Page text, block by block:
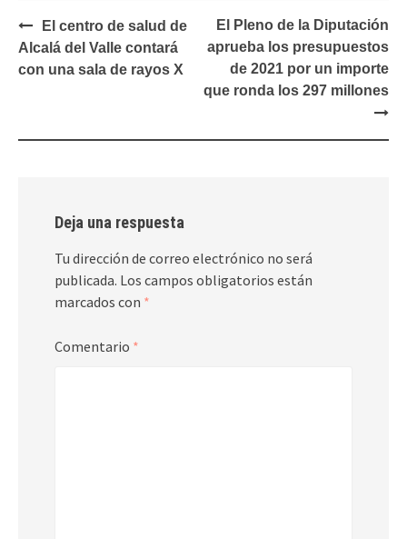
Navegación
de
entradas
El centro de salud de
Alcalá del Valle contará
con una sala de rayos X
El Pleno de la Diputación
aprueba los presupuestos
de 2021 por un importe
que ronda los 297 millones
Deja una respuesta
Tu dirección de correo electrónico no será
publicada. Los campos obligatorios están
marcados con *
Comentario *